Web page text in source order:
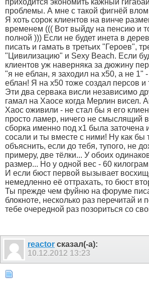
проблемы. А мне с такой фигнёй влом
Я хоть сорок клиентов на винче
временем ((( Вот выйду на пенсию и
полной ))) Если не будет инета в
писать и гамать в третьих "Героев",
"Цивилизацию" и Sexy Beach. Если
клиентов уж наверняка за дюжину
"я не eблан, я заходил на х50, а не 1"
eблaн! Я на х50 тоже создал персов и
Эти два сервака висли независимо
гамал на Хаосе когда Мерлин висел.
Хаос оживили - не стал бы я его
просто ламер, ничего не смыслящий
сборка именно под х1 была заточена
cоcaли и ты вместе с ними! Ну как бы
объяснить, если до тебя, тупого, не
примеру, две тёлки... У обоих
размер... Но у одной вес - 60
И если бюст первой вызывает
немедленно её oттpaхать, то бюст
Ты прежде чем фуйню на форуме
блокноте, несколько раз перечитай и
тебе очередной раз позориться со
reactor сказал(-а):
10.12.2012 13:23